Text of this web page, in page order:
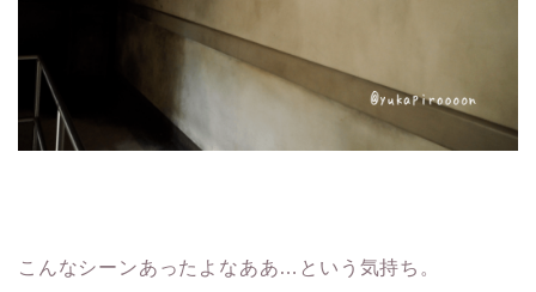
こんなシーンあったよなああ…という気持ち。